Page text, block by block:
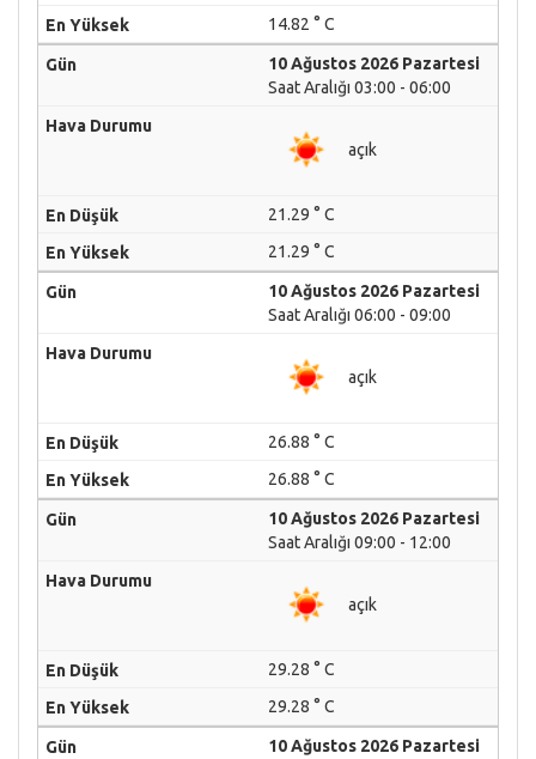
14.82 ° C
10 Ağustos 2026 Pazartesi
Saat Aralığı 03:00 - 06:00
açık
21.29 ° C
21.29 ° C
10 Ağustos 2026 Pazartesi
Saat Aralığı 06:00 - 09:00
açık
26.88 ° C
26.88 ° C
10 Ağustos 2026 Pazartesi
Saat Aralığı 09:00 - 12:00
açık
29.28 ° C
29.28 ° C
10 Ağustos 2026 Pazartesi